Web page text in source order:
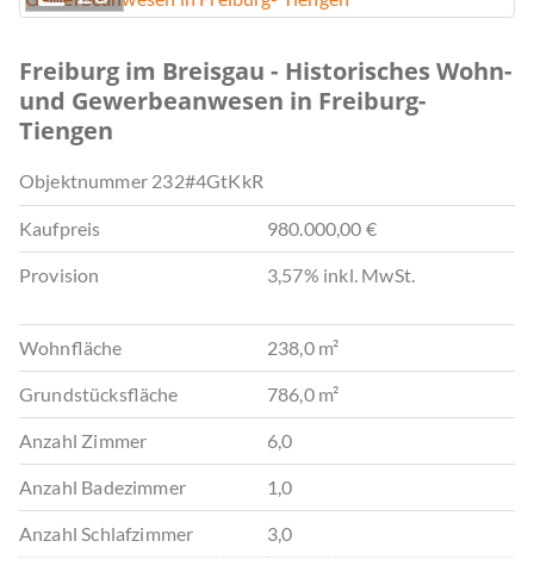
Freiburg im Breisgau - Historisches Wohn-
und Gewerbeanwesen in Freiburg-
Tiengen
Objektnummer 232#4GtKkR
Kaufpreis 980.000,00 €
Provision 3,57% inkl. MwSt.
Wohnfläche 238,0 m²
Grundstücksfläche 786,0 m²
Anzahl Zimmer 6,0
Anzahl Badezimmer 1,0
Anzahl Schlafzimmer 3,0